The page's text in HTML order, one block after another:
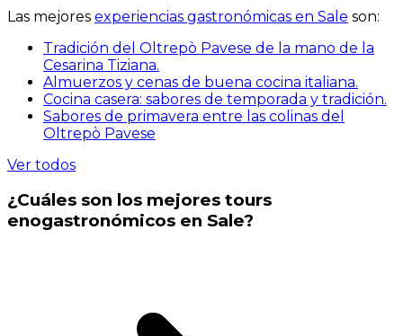
Las mejores experiencias gastronómicas en Sale son:
Tradición del Oltrepò Pavese de la mano de la
Cesarina Tiziana.
Almuerzos y cenas de buena cocina italiana.
Cocina casera: sabores de temporada y tradición.
Sabores de primavera entre las colinas del
Oltrepò Pavese
Ver todos
¿Cuáles son los mejores tours
enogastronómicos en Sale?